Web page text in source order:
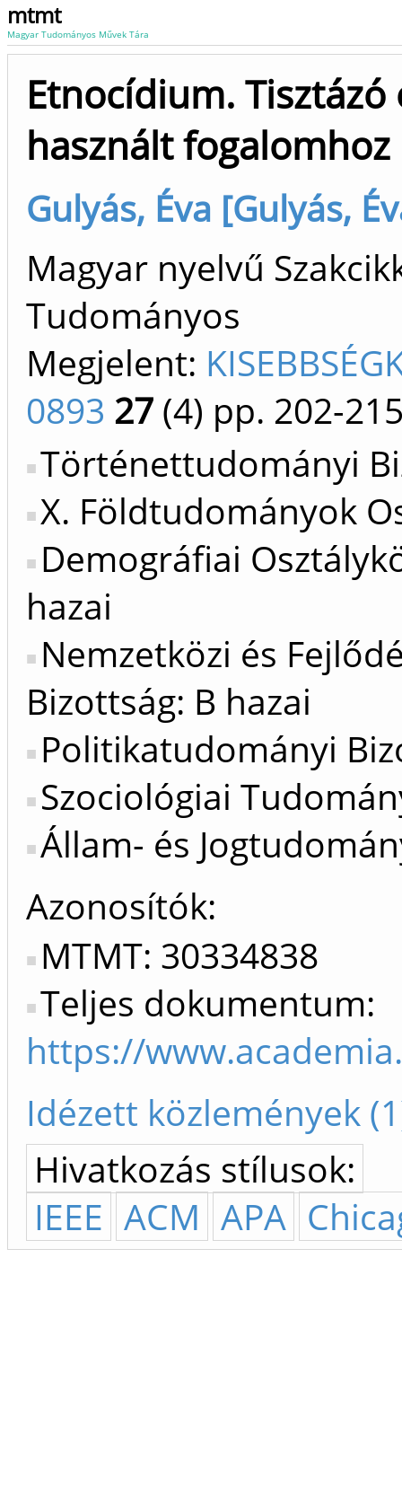
mtmt
Magyar Tudományos Művek Tára
Etnocídium.
használt fogalomhoz
Gulyás, Éva [Gulyás,
Magyar nyelvű
Tudományos
Megjelent:
0893 27 (4) pp. 202-
Történettudományi
X. Földtudományok
Demográfiai
hazai
Nemzetközi és
Bizottság: B hazai
Politikatudományi
Szociológiai
Állam- és
Azonosítók
MTMT: 30334838
Teljes dokumentum:
https://
Idézett közlemények
Hivatkozás stílusok:
IEEE ACM APA